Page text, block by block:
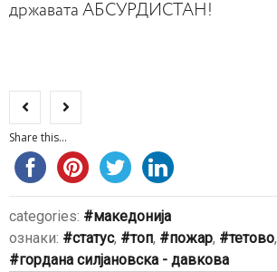
државата АБСУРДИСТАН!
Share this...
categories:
македонија
ознаки:
статус, топ, пожар, тетово,
гордана силјановска - давкова